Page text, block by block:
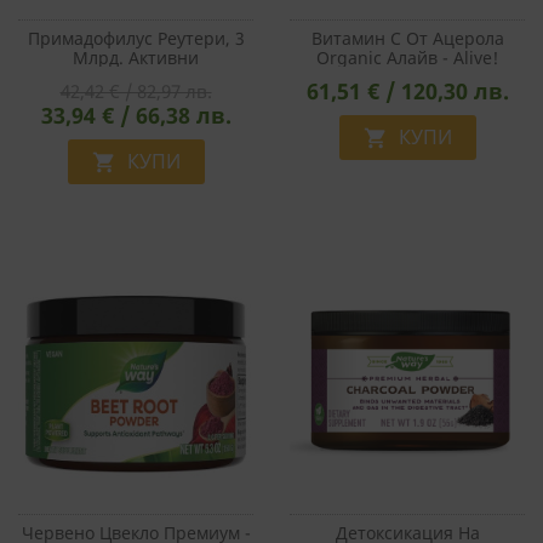
Примадофилус Реутери, 3
Млрд. Активни
33,94 € / 66,38 лв.
 КУПИ
Витамин С От Ацерола
Organic Алайв - Alive!
Vitamin C From Organic
Acerola, 120 G Прах
61,51 € / 120,30 лв.
 КУПИ
Червено Цвекло Премиум -
Детоксикация На